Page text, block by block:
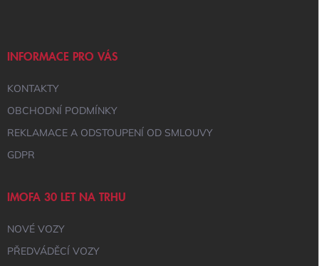
INFORMACE PRO VÁS
KONTAKTY
OBCHODNÍ PODMÍNKY
REKLAMACE A ODSTOUPENÍ OD SMLOUVY
GDPR
IMOFA 30 LET NA TRHU
NOVÉ VOZY
PŘEDVÁDĚCÍ VOZY